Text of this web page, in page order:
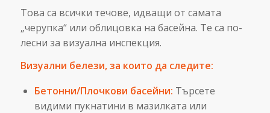
Това са всички течове, идващи от самата
„черупка“ или облицовка на басейна. Те са по-
лесни за визуална инспекция.
Визуални белези, за които да следите:
Бетонни/Плочкови басейни: Търсете
видими пукнатини в мазилката или